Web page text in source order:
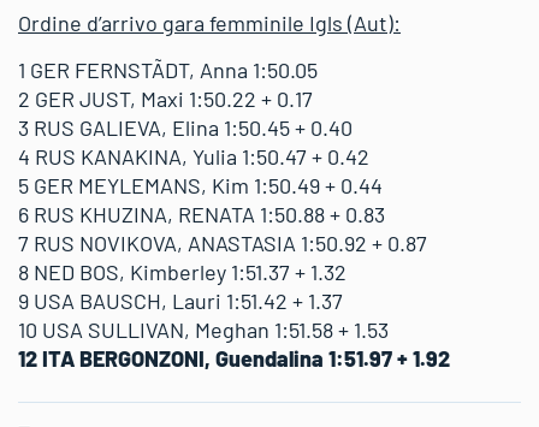
Ordine d’arrivo gara femminile Igls (Aut):
1 GER FERNSTÃDT, Anna 1:50.05
2 GER JUST, Maxi 1:50.22 + 0.17
3 RUS GALIEVA, Elina 1:50.45 + 0.40
4 RUS KANAKINA, Yulia 1:50.47 + 0.42
5 GER MEYLEMANS, Kim 1:50.49 + 0.44
6 RUS KHUZINA, RENATA 1:50.88 + 0.83
7 RUS NOVIKOVA, ANASTASIA 1:50.92 + 0.87
8 NED BOS, Kimberley 1:51.37 + 1.32
9 USA BAUSCH, Lauri 1:51.42 + 1.37
10 USA SULLIVAN, Meghan 1:51.58 + 1.53
12 ITA BERGONZONI, Guendalina 1:51.97 + 1.92